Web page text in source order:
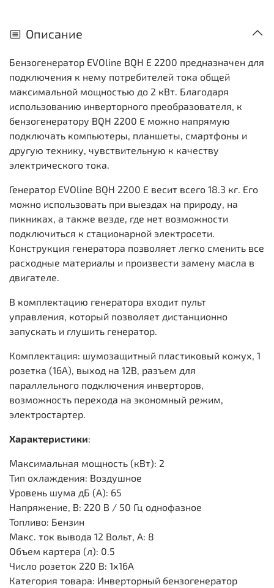
Описание
Бензогенератор EVOline BQH E 2200 предназначен для
подключения к нему потребителей тока общей
максимальной мощностью до 2 кВт. Благодаря
использованию инверторного преобразователя, к
бензогенератору BQH 2200 E можно напрямую
подключать компьютеры, планшеты, смартфоны и
другую технику, чувствительную к качеству
электрического тока.
Генератор EVOline BQH 2200 E весит всего 18.3 кг. Его
можно использовать при выездах на природу, на
пикниках, а также везде, где нет возможности
подключиться к стационарной электросети.
Конструкция генератора позволяет легко сменить все
расходные материалы и произвести замену масла в
двигателе.
В комплектацию генератора входит пульт
управления, который позволяет дистанционно
запускать и глушить генератор.
Комплектация: шумозащитный пластиковый кожух, 1
розетка (16A), выход на 12В, разъем для
параллельного подключения инверторов,
возможность перехода на экономный режим,
электростартер.
Характеристики:
Максимальная мощность (кВт): 2
Тип охлаждения: Воздушное
Уровень шума дБ (А): 65
Напряжение, В: 220 В / 50 Гц однофазное
Топливо: Бензин
Макс. ток вывода 12 Вольт, А: 8
Объем картера (л): 0.5
Число розеток 220 В: 1х16А
Категория товара: Инверторный бензогенератор